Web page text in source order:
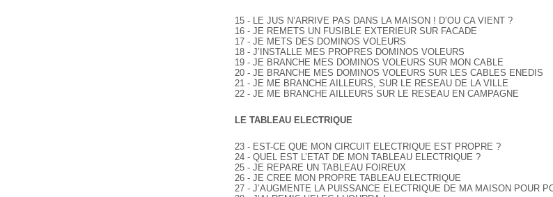
15 - LE JUS N’ARRIVE PAS DANS LA MAISON ! D’OU CA VIENT ?
16 - JE REMETS UN FUSIBLE EXTERIEUR SUR FACADE
17 - JE METS DES DOMINOS VOLEURS
18 - J’INSTALLE MES PROPRES DOMINOS VOLEURS
19 - JE BRANCHE MES DOMINOS VOLEURS SUR MON CABLE
20 - JE BRANCHE MES DOMINOS VOLEURS SUR LES CABLES ENEDIS
21 - JE ME BRANCHE AILLEURS, SUR LE RESEAU DE LA VILLE
22 - JE ME BRANCHE AILLEURS SUR LE RESEAU EN CAMPAGNE
LE TABLEAU ELECTRIQUE
23 - EST-CE QUE MON CIRCUIT ELECTRIQUE EST PROPRE ?
24 - QUEL EST L’ETAT DE MON TABLEAU ELECTRIQUE ?
25 - JE REPARE UN TABLEAU FOIREUX
26 - JE CREE MON PROPRE TABLEAU ELECTRIQUE
27 - J’AUGMENTE LA PUISSANCE ELECTRIQUE DE MA MAISON POUR